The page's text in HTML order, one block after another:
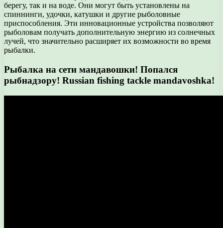
берегу, так и на воде. Они могут быть установлены на
спиннинги, удочки, катушки и другие рыболовные
приспособления. Эти инновационные устройства позволяют
рыболовам получать дополнительную энергию из солнечных
лучей, что значительно расширяет их возможности во время
рыбалки.
Рыбалка на сети мандавошки! Попался
рыбнадзору! Russian fishing tackle mandavoshka!